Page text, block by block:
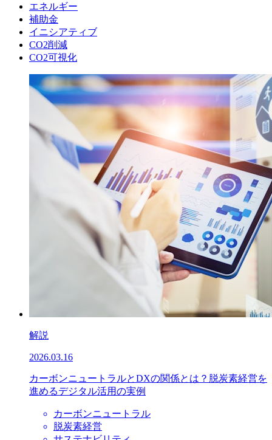
エネルギー
補助金
イニシアティブ
CO2削減
CO2可視化
解説
2026.03.16
カーボンニュートラルとDXの関係とは？脱炭素経営を
進めるデジタル活用の実例
カーボンニュートラル
脱炭素経営